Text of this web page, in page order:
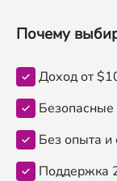
Почему
Доход от
Без опыта и
Поддержка